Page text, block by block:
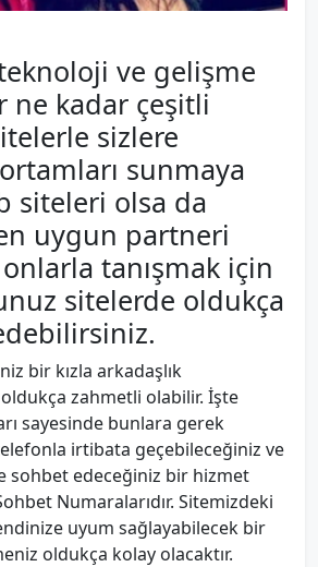
ve gelişme
ne kadar çeşitli
sizlere
sunmaya
siteleri olsa da
uygun partneri
tanışmak için
sitelerde oldukça
bir kızla arkadaşlık
zahmetli olabilir. İşte
sayesinde bunlara gerek
irtibata geçebileceğiniz ve
sohbet edeceğiniz bir hizmet
Numaralarıdır. Sitemizdeki
uyum sağlayabilecek bir
oldukça kolay olacaktır.